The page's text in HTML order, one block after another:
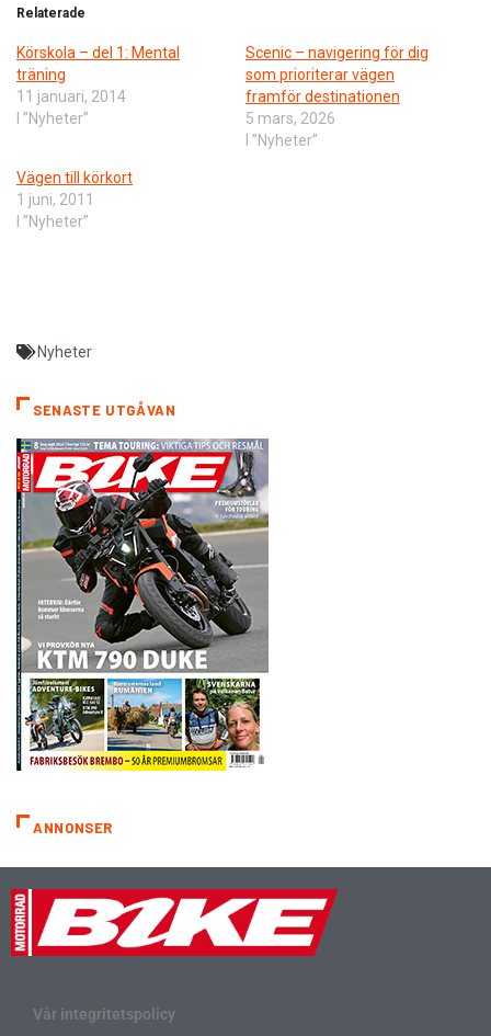
Relaterade
Körskola – del 1: Mental
träning
11 januari, 2014
I ”Nyheter”
Scenic – navigering för dig
som prioriterar vägen
framför destinationen
5 mars, 2026
I ”Nyheter”
Vägen till körkort
1 juni, 2011
I ”Nyheter”
Nyheter
SENASTE UTGÅVAN
ANNONSER
Vår integritetspolicy